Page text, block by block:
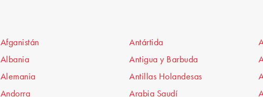
Afganistán
Albania
Alemania
Andorra
Antártida
Antigua y Barbuda
Antillas Holandesas
Arabia Saudí